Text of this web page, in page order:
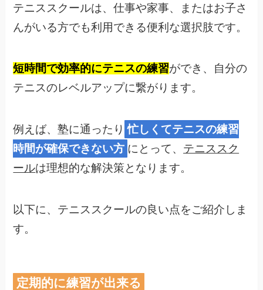
テニススクールは、仕事や家事、またはお子さ
んがいる方でも利用できる便利な選択肢です。
短時間で効率的にテニスの練習ができ、自分の
テニスのレベルアップに繋がります。
例えば、塾に通ったり 忙しくてテニスの練習
時間が確保できない方 にとって、 テニススク
ールは理想的な解決策となります。
以下に、テニススクールの良い点をご紹介しま
す。
定期的に練習が出来る